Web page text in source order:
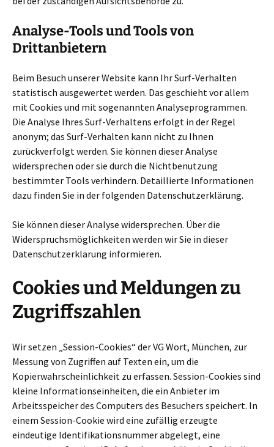
Analyse-Tools und Tools von
Drittanbietern
Beim Besuch unserer Website kann Ihr Surf-Verhalten
statistisch ausgewertet werden. Das geschieht vor allem
mit Cookies und mit sogenannten Analyseprogrammen.
Die Analyse Ihres Surf-Verhaltens erfolgt in der Regel
anonym; das Surf-Verhalten kann nicht zu Ihnen
zurückverfolgt werden. Sie können dieser Analyse
widersprechen oder sie durch die Nichtbenutzung
bestimmter Tools verhindern. Detaillierte Informationen
dazu finden Sie in der folgenden Datenschutzerklärung.
Sie können dieser Analyse widersprechen. Über die
Widerspruchsmöglichkeiten werden wir Sie in dieser
Datenschutzerklärung informieren.
Cookies und Meldungen zu
Zugriffszahlen
Wir setzen „Session-Cookies“ der VG Wort, München, zur
Messung von Zugriffen auf Texten ein, um die
Kopierwahrscheinlichkeit zu erfassen. Session-Cookies sind
kleine Informationseinheiten, die ein Anbieter im
Arbeitsspeicher des Computers des Besuchers speichert. In
einem Session-Cookie wird eine zufällig erzeugte
eindeutige Identifikationsnummer abgelegt, eine